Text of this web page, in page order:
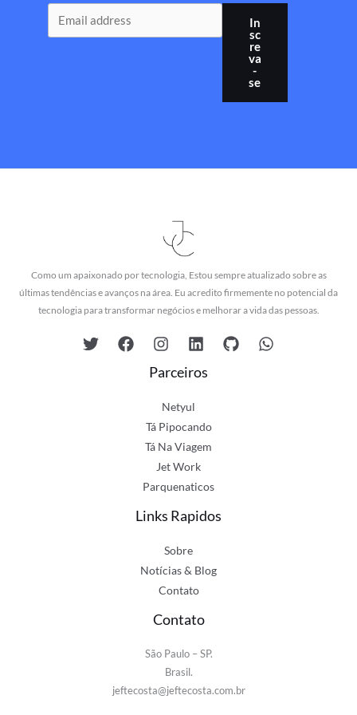
In
sc
re
va
-
se
Como um apaixonado por tecnologia, Estou sempre atualizado sobre as
últimas tendências e avanços na área. Eu acredito firmemente no potencial da
tecnologia para transformar negócios e melhorar a vida das pessoas.
Parceiros
Netyul
Tá Pipocando
Tá Na Viagem
Jet Work
Parquenaticos
Links Rapidos
Sobre
Notícias & Blog
Contato
Contato
São Paulo – SP.
Brasil.
jeftecosta@jeftecosta.com.br